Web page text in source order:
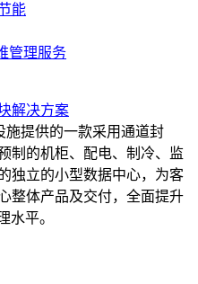
能
管理服务
解决方案
施提供的一款采用通道封
制的机柜、配电、制冷、监
独立的小型数据中心，为客
整体产品及交付，全面提升
水平。